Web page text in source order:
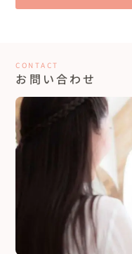
CONTACT
お問い合わせ